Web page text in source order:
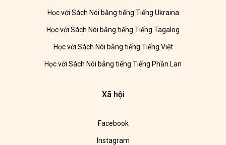
Học với Sách Nói bằng tiếng Tiếng Ukraina
Học với Sách Nói bằng tiếng Tiếng Tagalog
Học với Sách Nói bằng tiếng Tiếng Việt
Học với Sách Nói bằng tiếng Tiếng Phần Lan
Xã hội
Facebook
Instagram